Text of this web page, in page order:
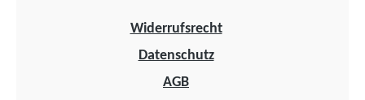
Widerrufsrecht
Datenschutz
AGB